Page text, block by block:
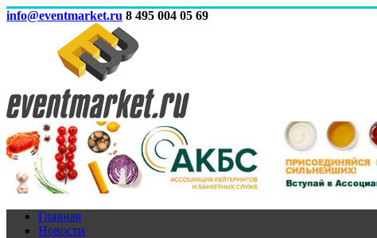
info@eventmarket.ru 8 495 004 05 69
Главная
Новости